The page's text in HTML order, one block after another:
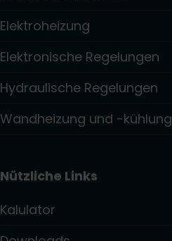
Elektroheizung
Elektronische Regelungen
Hydraulische Regelungen
Wandheizung und -kühlung
Nützliche Links
Kalulator